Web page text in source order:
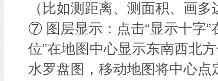
（比如测距离、测面积、画多
⑦ 图层显示：点击“显示十字”
位”在地图中心显示东南西北
水罗盘图，移动地图将中心